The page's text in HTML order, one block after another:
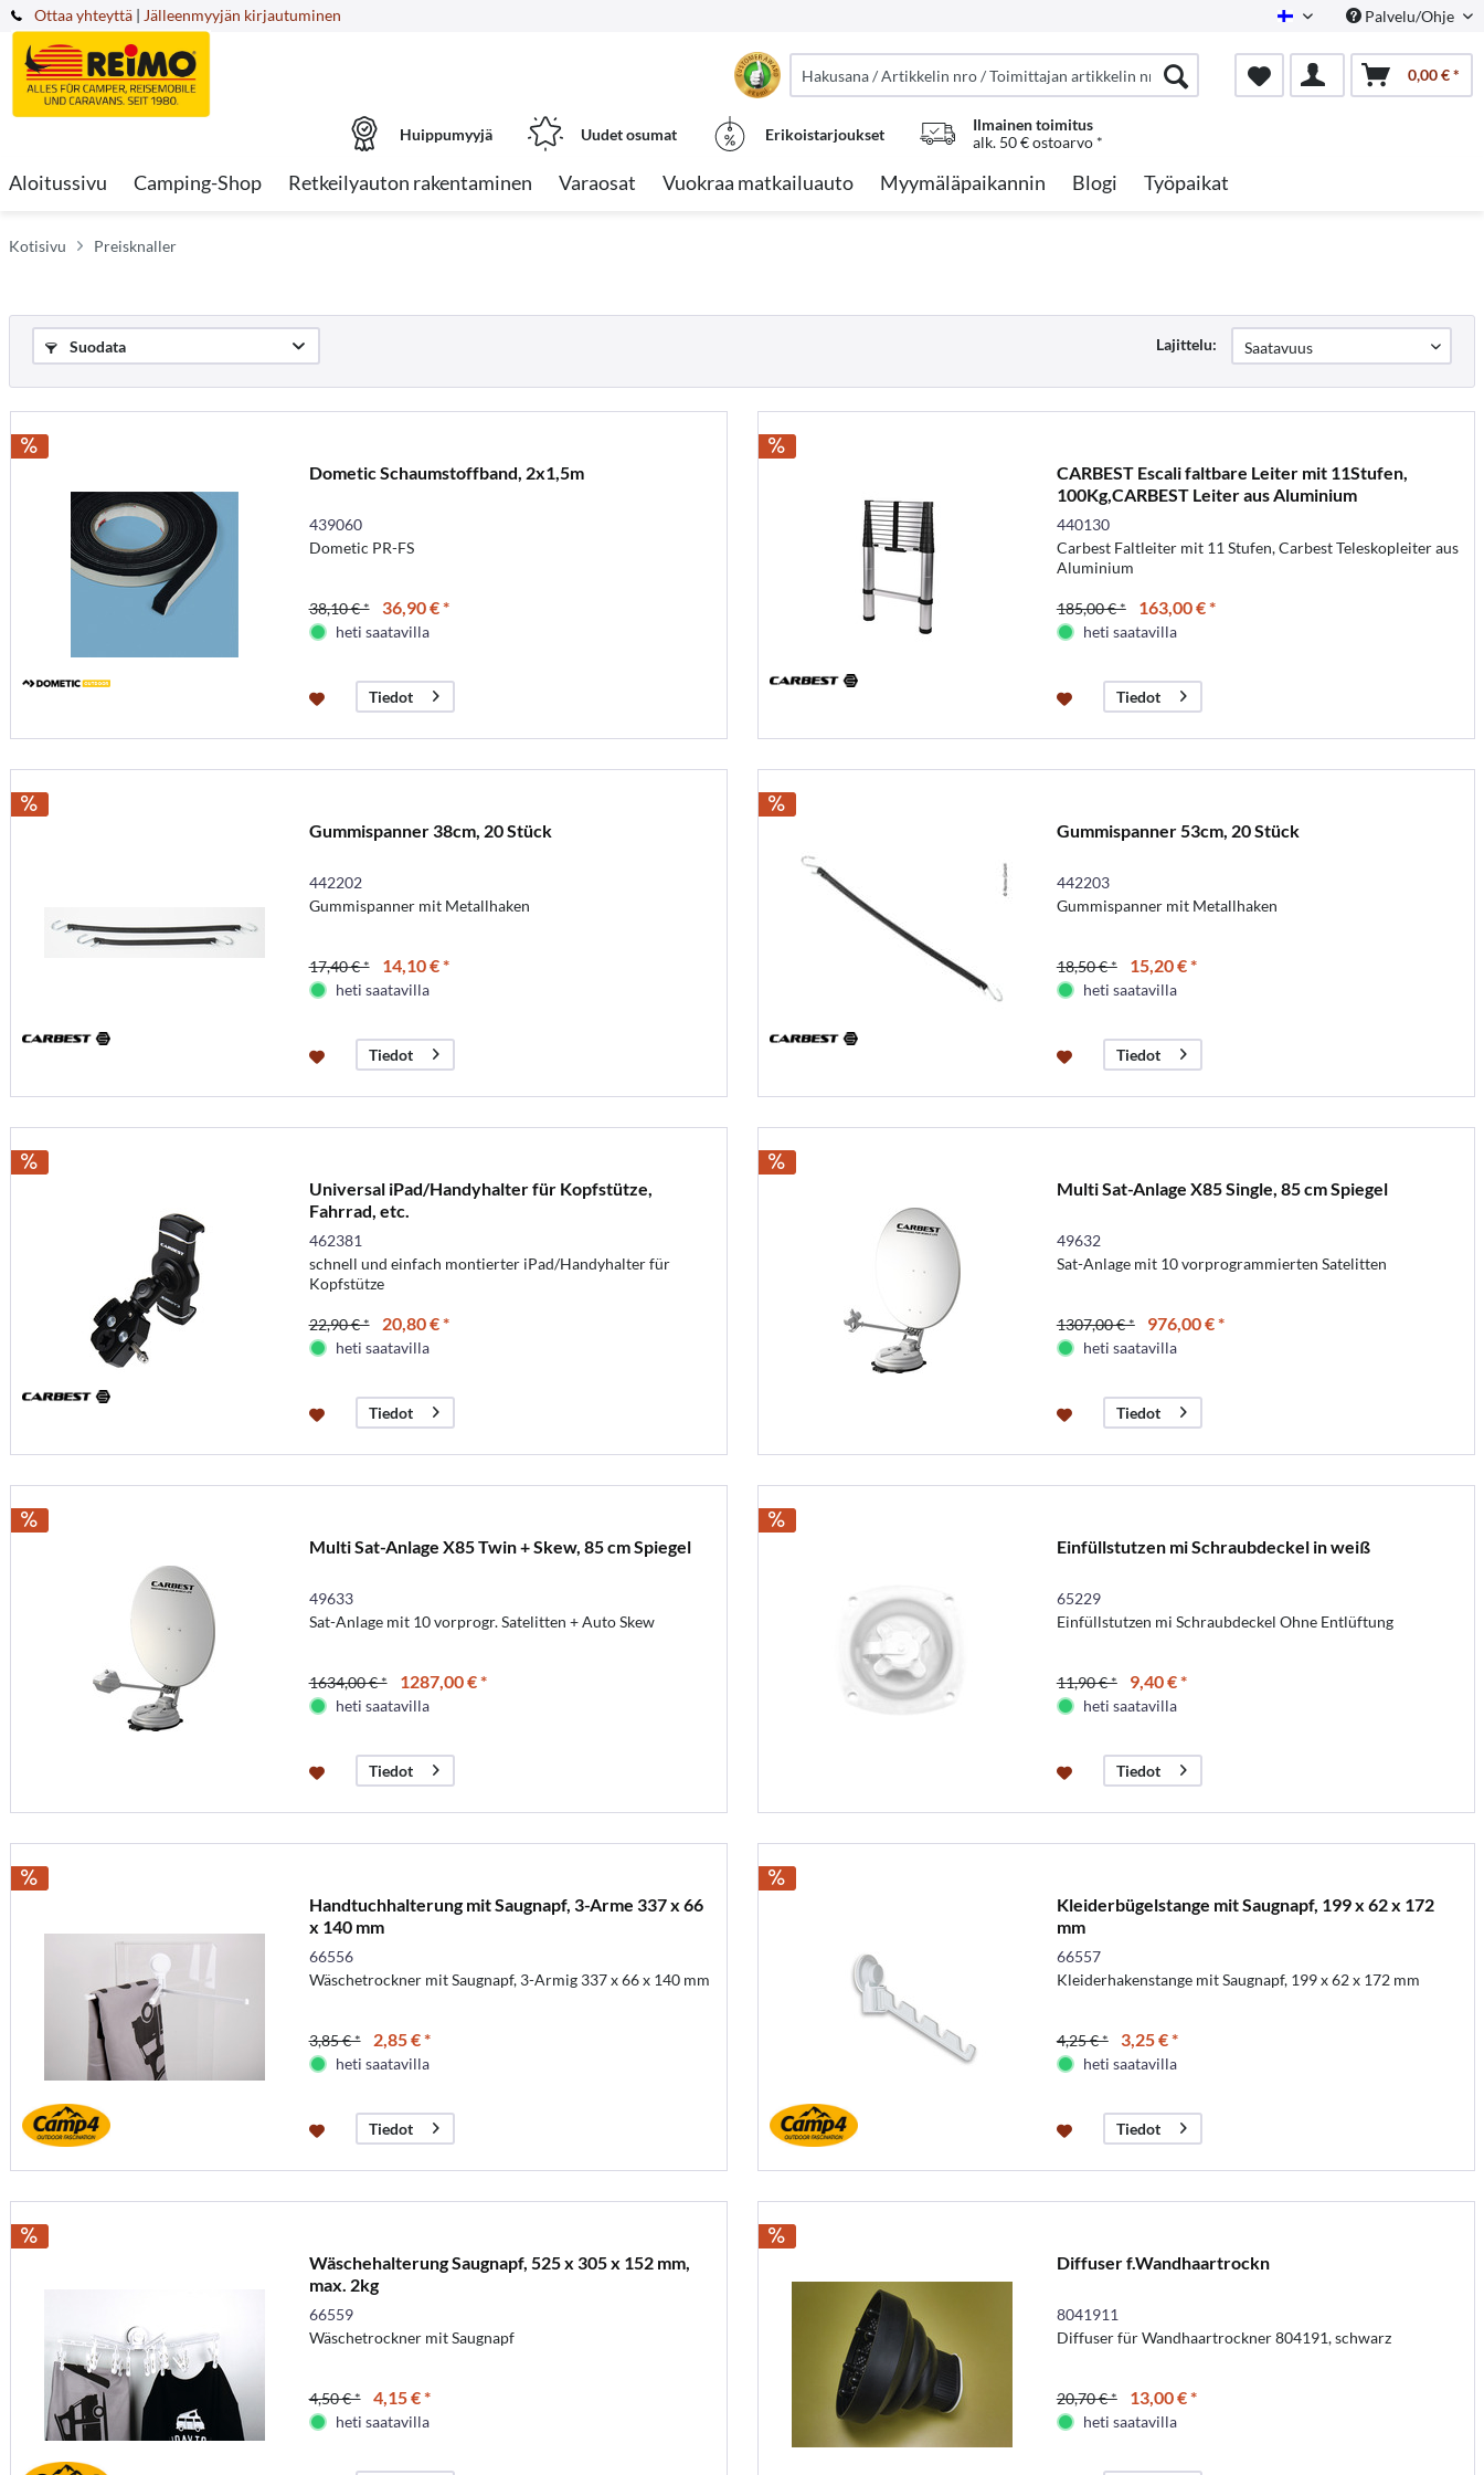
Ottaa yhteyttä Finnish Palvelu/Ohje
| Jälleenmyyjän kirjautuminen
0,00 € *
Huippumyyjä Uudet osumat Erikoistarjoukset
Ilmainen toimitus
alk. 50 € ostoarvo *
Aloitussivu Camping-Shop Retkeilyauton rakentaminen Varaosat Vuokraa matkailuauto Myymäläpaikannin Blogi Työpaikat
Kotisivu Preisknaller
Suodata Lajittelu:
Dometic Schaumstoffband, 2x1,5m
439060
Dometic PR-FS
38,10 € * 36,90 € *
heti saatavilla
Tiedot
CARBEST Escali faltbare Leiter mit 11Stufen,
100Kg,CARBEST Leiter aus Aluminium
440130
Carbest Faltleiter mit 11 Stufen, Carbest Teleskopleiter aus
Aluminium
185,00 € * 163,00 € *
heti saatavilla
Tiedot
Gummispanner 38cm, 20 Stück
442202
Gummispanner mit Metallhaken
17,40 € * 14,10 € *
heti saatavilla
Tiedot
Gummispanner 53cm, 20 Stück
442203
Gummispanner mit Metallhaken
18,50 € * 15,20 € *
heti saatavilla
Tiedot
Universal iPad/Handyhalter für Kopfstütze,
Fahrrad, etc.
462381
schnell und einfach montierter iPad/Handyhalter für
Kopfstütze
22,90 € * 20,80 € *
heti saatavilla
Tiedot
Multi Sat-Anlage X85 Single, 85 cm Spiegel
49632
Sat-Anlage mit 10 vorprogrammierten Satelitten
1307,00 € * 976,00 € *
heti saatavilla
Tiedot
Multi Sat-Anlage X85 Twin + Skew, 85 cm Spiegel
49633
Sat-Anlage mit 10 vorprogr. Satelitten + Auto Skew
1634,00 € * 1287,00 € *
heti saatavilla
Tiedot
Einfüllstutzen mi Schraubdeckel in weiß
65229
Einfüllstutzen mi Schraubdeckel Ohne Entlüftung
11,90 € * 9,40 € *
heti saatavilla
Tiedot
Handtuchhalterung mit Saugnapf, 3-Arme 337 x 66
x 140 mm
66556
Wäschetrockner mit Saugnapf, 3-Armig 337 x 66 x 140 mm
3,85 € * 2,85 € *
heti saatavilla
Tiedot
Kleiderbügelstange mit Saugnapf, 199 x 62 x 172
mm
66557
Kleiderhakenstange mit Saugnapf, 199 x 62 x 172 mm
4,25 € * 3,25 € *
heti saatavilla
Tiedot
Wäschehalterung Saugnapf, 525 x 305 x 152 mm,
max. 2kg
66559
Wäschetrockner mit Saugnapf
4,50 € * 4,15 € *
heti saatavilla
Diffuser f.Wandhaartrockn
8041911
Diffuser für Wandhaartrockner 804191, schwarz
20,70 € * 13,00 € *
heti saatavilla